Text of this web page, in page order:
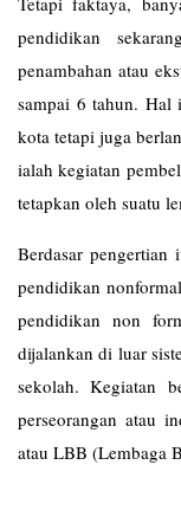
pendidikan
penambahan atau
sampai 6 tahun. Hal
kota tetapi juga
ialah kegiatan
tetapkan oleh suatu
Berdasar
pendidikan
pendidikan non
dijalankan di luar
sekolah. Kegiatan
perseorangan atau
atau LBB